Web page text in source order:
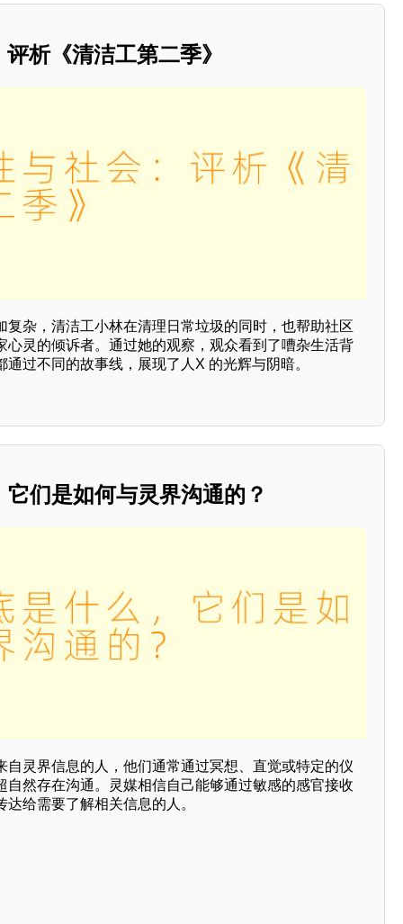
析《清洁工第二季》
复杂，清洁工小林在清理日常垃圾的同时，也帮助社区
心灵的倾诉者。通过她的观察，观众看到了嘈杂生活背
过不同的故事线，展现了人X 的光辉与阴暗。
们是如何与灵界沟通的？
自灵界信息的人，他们通常通过冥想、直觉或特定的仪
自然存在沟通。灵媒相信自己能够通过敏感的感官接收
给需要了解相关信息的人。